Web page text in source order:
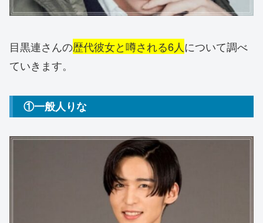
目黒連さんの歴代彼女と噂される6人について調べ
ていきます。
①一般人りな